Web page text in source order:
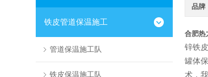
铁皮管道保温施工
管道保温施工队
铁皮保温施工队
品牌
合肥热
锌铁
罐体
术，